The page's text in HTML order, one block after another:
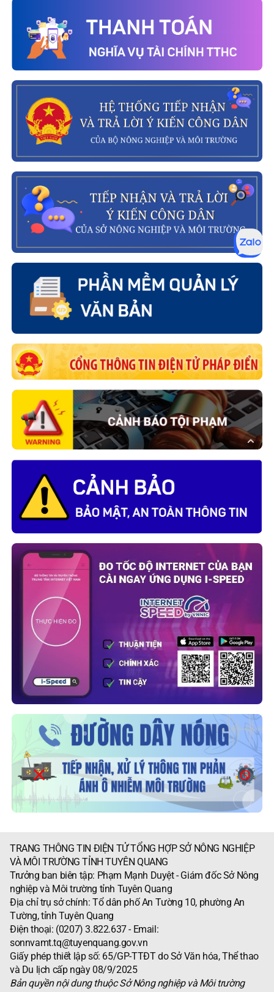
TRANG THÔNG TIN ĐIỆN TỬ TỔNG HỢP SỞ NÔNG NGHIỆP
VÀ MÔI TRƯỜNG TỈNH TUYÊN QUANG
Trưởng ban biên tập: Phạm Mạnh Duyệt - Giám đốc Sở Nông
nghiệp và Môi trường tỉnh Tuyên Quang
Địa chỉ trụ sở chính: Tổ dân phố An Tường 10, phường An
Tường, tỉnh Tuyên Quang
Điện thoại: (0207) 3.822.637 - Email:
sonnvamt.tq@tuyenquang.gov.vn
Giấy phép thiết lập số: 65/GP-TTĐT do Sở Văn hóa, Thể thao
và Du lịch cấp ngày 08/9/2025
Bản quyền nội dung thuộc Sở Nông nghiệp và Môi trường